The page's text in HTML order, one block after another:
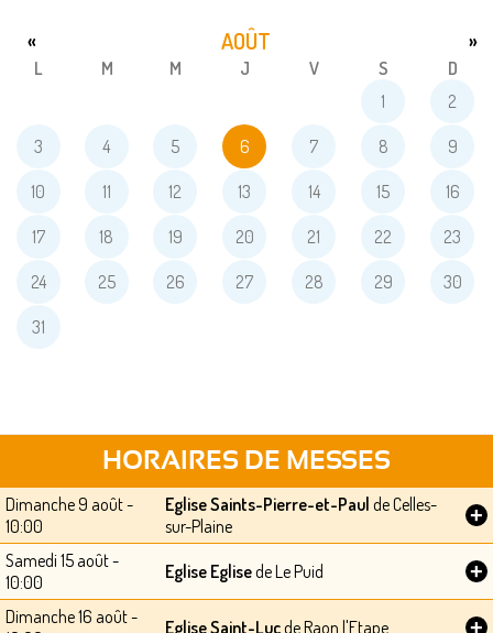
AOÛT
« »
L M M J V S
D
1
2
3 4 5 6 7 8 9
10 11 12 13 14 15 16
17 18 19 20 21 22 23
24 25 26 27 28 29 30
31
HORAIRES DE MESSES
Dimanche 9 août -
10:00
Eglise Saints-Pierre-et-Paul de Celles-
sur-Plaine
+
Samedi 15 août -
10:00
Eglise Eglisede Le Puid +
Dimanche 16 août -
Eglise Saint-Lucde Raon l'Etape +